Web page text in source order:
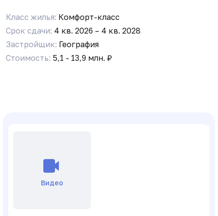
Класс жилья: Комфорт-класс
Срок сдачи: 4 кв. 2026 – 4 кв. 2028
Застройщик: География
Стоимость: 5,1 - 13,9 млн. ₽
Видео